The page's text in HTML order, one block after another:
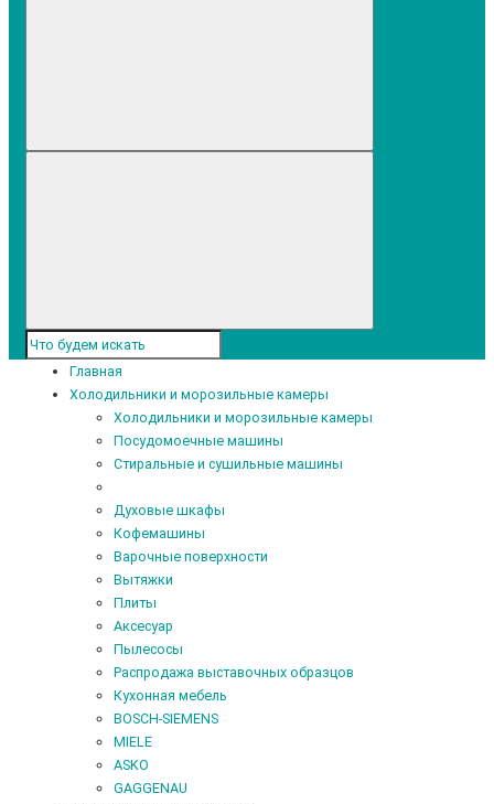
Главная
Холодильники и морозильные камеры
Холодильники и морозильные камеры
Посудомоечные машины
Стиральные и сушильные машины
Духовые шкафы
Кофемашины
Варочные поверхности
Вытяжки
Плиты
Аксесуар
Пылесосы
Распродажа выставочных образцов
Кухонная мебель
BOSCH-SIEMENS
MIELE
ASKO
GAGGENAU